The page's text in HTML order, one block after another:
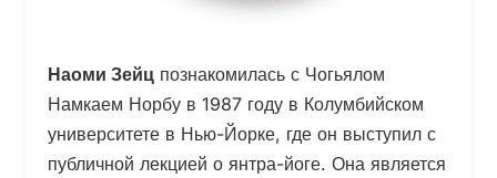
Наоми Зейц познакомилась с Чогьялом
Намкаем Норбу в 1987 году в Колумбийском
университете в Нью-Йорке, где он выступил с
публичной лекцией о янтра-йоге. Она является